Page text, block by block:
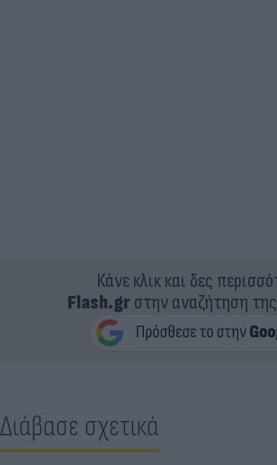
Κάνε κλικ και δες
Flash.grστην αναζήτηση της
Διάβασε σχετικά